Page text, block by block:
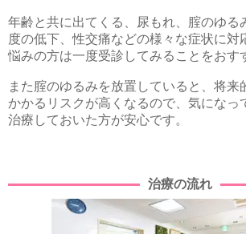
年齢と共に出てくる、尿もれ、腟のゆる
度の低下、性交痛などの様々な症状に対
悩みの方は一度受診してみることをおす
また腟のゆるみを放置していると、将来
かかるリスクが高くなるので、気になっ
治療しておいた方が安心です。
治療の流れ